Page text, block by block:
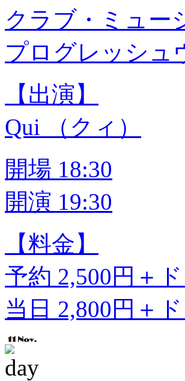
クラブ・ミュー
プログレッシュ
【出演】
Qui （クィ）
開場 18:30
開演 19:30
【料金】
予約 2,500円＋
当日 2,800円＋